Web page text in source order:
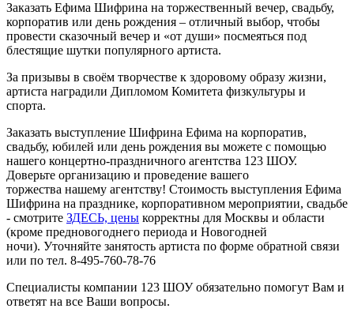
Заказать Ефима Шифрина на торжественный вечер, свадьбу,
корпоратив или день рождения – отличный выбор, чтобы
провести сказочный вечер и «от души» посмеяться под
блестящие шутки популярного артиста.
За призывы в своём творчестве к здоровому образу жизни,
артиста наградили Дипломом Комитета физкультуры и
спорта.
Заказать выступление Шифрина Ефима на корпоратив,
свадьбу, юбилей или день рождения вы можете с помощью
нашего концертно-праздничного агентства 123 ШОУ.
Доверьте организацию и проведение вашего
торжества нашему агентству! Стоимость выступления Ефима
Шифрина на празднике, корпоративном мероприятии, свадьбе
- смотрите ЗДЕСЬ, цены корректны для Москвы и области
(кроме предновогоднего периода и Новогодней
ночи). Уточняйте занятость артиста по форме обратной связи
или по тел. 8-495-760-78-76
Специалисты компании 123 ШОУ обязательно помогут Вам и
ответят на все Ваши вопросы.